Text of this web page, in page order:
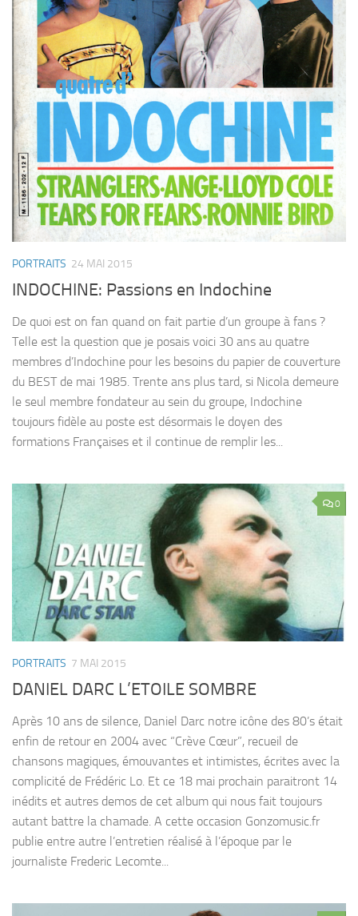
PORTRAITS 24 MAI 2015
INDOCHINE: Passions en Indochine
De quoi est on fan quand on fait partie d’un groupe à fans ?
Telle est la question que je posais voici 30 ans au quatre
membres d’Indochine pour les besoins du papier de couverture
du BEST de mai 1985. Trente ans plus tard, si Nicola demeure
le seul membre fondateur au sein du groupe, Indochine
toujours fidèle au poste est désormais le doyen des
formations Françaises et il continue de remplir les...
0
PORTRAITS 7 MAI 2015
DANIEL DARC L’ETOILE SOMBRE
Après 10 ans de silence, Daniel Darc notre icône des 80’s était
enfin de retour en 2004 avec “Crève Cœur”, recueil de
chansons magiques, émouvantes et intimistes, écrites avec la
complicité de Frédéric Lo. Et ce 18 mai prochain paraitront 14
inédits et autres demos de cet album qui nous fait toujours
autant battre la chamade. A cette occasion Gonzomusic.fr
publie entre autre l’entretien réalisé à l’époque par le
journaliste Frederic Lecomte...